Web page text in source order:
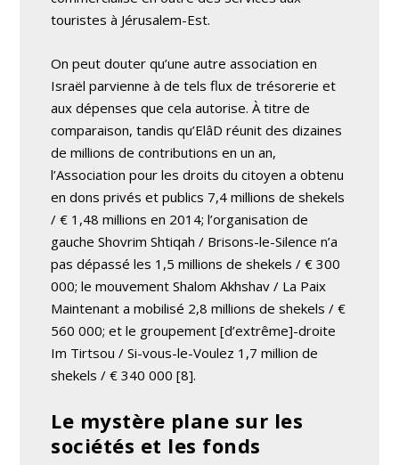
touristes à Jérusalem-Est.
On peut douter qu’une autre association en
Israël parvienne à de tels flux de trésorerie et
aux dépenses que cela autorise. À titre de
comparaison, tandis qu’ElâD réunit des dizaines
de millions de contributions en un an,
l’Association pour les droits du citoyen a obtenu
en dons privés et publics 7,4 millions de shekels
/ € 1,48 millions en 2014; l’organisation de
gauche Shovrim Shtiqah / Brisons-le-Silence n’a
pas dépassé les 1,5 millions de shekels / € 300
000; le mouvement Shalom Akhshav / La Paix
Maintenant a mobilisé 2,8 millions de shekels / €
560 000; et le groupement [d’extrême]-droite
Im Tirtsou / Si-vous-le-Voulez 1,7 million de
shekels / € 340 000 [8].
Le mystère plane sur les
sociétés et les fonds